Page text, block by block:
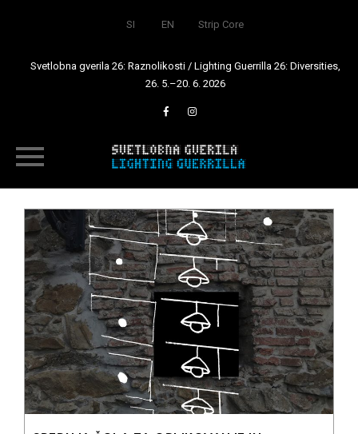
SI EN Strip Core
Svetlobna gverila 26: Raznolikosti / Lighting Guerrilla 26: Diversities,
26. 5.–20. 6. 2026
content